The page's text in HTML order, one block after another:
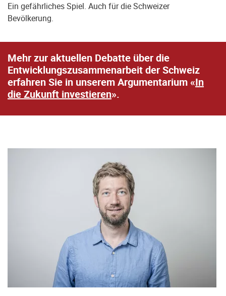
Ein gefährliches Spiel. Auch für die Schweizer
Bevölkerung.
Mehr zur aktuellen Debatte über die
Entwicklungszusammenarbeit der Schweiz
erfahren Sie in unserem Argumentarium «In
die Zukunft investieren».